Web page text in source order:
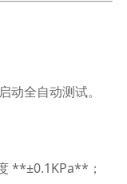
动全自动测试。
**±0.1KPa**；